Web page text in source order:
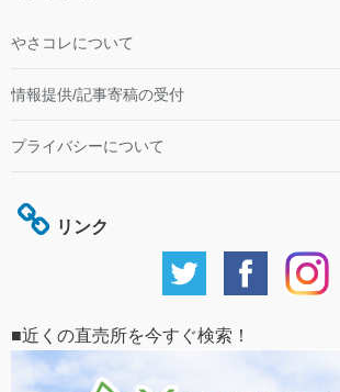
やさコレについて
情報提供/記事寄稿の受付
プライバシーについて
リンク
■近くの直売所を今すぐ検索！